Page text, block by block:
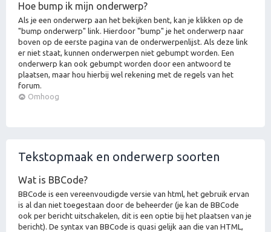
Hoe bump ik mijn onderwerp?
Als je een onderwerp aan het bekijken bent, kan je klikken op de
"bump onderwerp" link. Hierdoor "bump" je het onderwerp naar
boven op de eerste pagina van de onderwerpenlijst. Als deze link
er niet staat, kunnen onderwerpen niet gebumpt worden. Een
onderwerp kan ook gebumpt worden door een antwoord te
plaatsen, maar hou hierbij wel rekening met de regels van het
forum.
Omhoog
Tekstopmaak en onderwerp soorten
Wat is BBCode?
BBCode is een vereenvoudigde versie van html, het gebruik ervan
is al dan niet toegestaan door de beheerder (je kan de BBCode
ook per bericht uitschakelen, dit is een optie bij het plaatsen van je
bericht). De syntax van BBCode is quasi gelijk aan die van HTML,